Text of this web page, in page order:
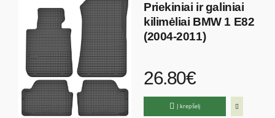
Priekiniai ir galiniai
kilimėliai BMW 1 E82
(2004-2011)
26.80€
Į krepšelį